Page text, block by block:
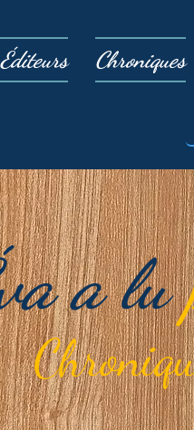
Éditeurs Chroniques
a lu